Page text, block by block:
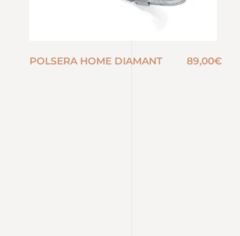
POLSERA HOME DIAMANT 89,00€